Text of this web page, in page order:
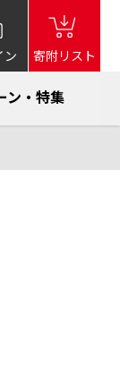
ン 寄附リスト
ン・特集